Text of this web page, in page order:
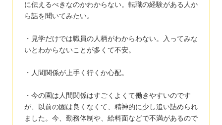
に伝えるべきなのかわからない。転職の経験がある人か
ら話を聞いてみたい。
・見学だけでは職員の人柄がわからわない。入ってみな
いとわからないことが多くて不安。
・人間関係が上手く行くか心配。
・今の園は人間関係はすごくよくて働きやすいのです
が、以前の園は良くなくて、精神的に少し追い詰められ
ました。今、勤務体制や、給料面などで不満があるので